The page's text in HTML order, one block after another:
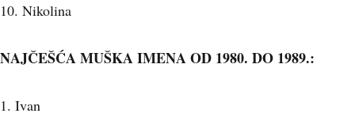
10. Nikolina
NAJČEŠĆA MUŠKA IMENA OD 1980. DO 1989.:
1. Ivan